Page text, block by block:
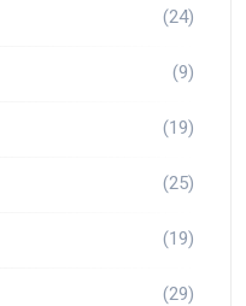
(24)
(9)
(19)
(25)
(19)
(29)